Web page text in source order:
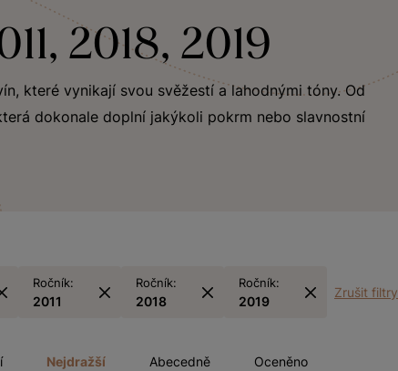
2018, 2019
které vynikají svou svěžestí a lahodnými tóny. Od
dokonale doplní jakýkoli pokrm nebo slavnostní
Ročník:
2011
Ročník:
2018
Ročník:
2019
Zrušit filtry
Nejdražší Abecedně Oceněno